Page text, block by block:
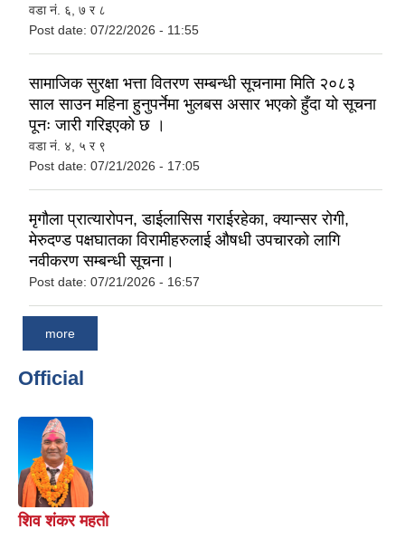
वडा नं. ६, ७ र ८
Post date: 07/22/2026 - 11:55
सामाजिक सुरक्षा भत्ता वितरण सम्बन्धी सूचनामा मिति २०८३
साल साउन महिना हुनुपर्नेमा भुलबस असार भएको हुँदा यो सूचना
पूनः जारी गरिइएको छ ।
वडा नं. ४, ५ र ९
Post date: 07/21/2026 - 17:05
मृगौला प्रात्यारोपन, डाईलासिस गराईरहेका, क्यान्सर रोगी,
मेरुदण्ड पक्षघातका विरामीहरुलाई औषधी उपचारको लागि
नवीकरण सम्बन्धी सूचना।
Post date: 07/21/2026 - 16:57
more
Official
शिव शंकर महतो